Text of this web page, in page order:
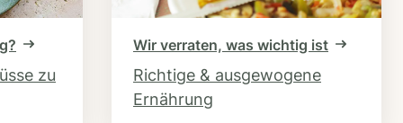
zu
Wir verraten, was wichtig ist
Richtige & ausgewogene
Ernährung